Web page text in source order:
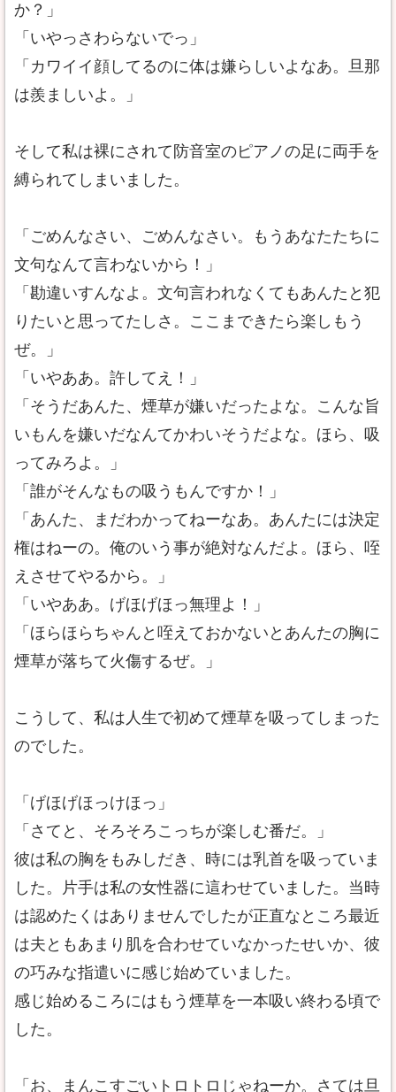
か？」
「いやっさわらないでっ」
「カワイイ顔してるのに体は嫌らしいよなあ。旦那
は羨ましいよ。」
そして私は裸にされて防音室のピアノの足に両手を
縛られてしまいました。
「ごめんなさい、ごめんなさい。もうあなたたちに
文句なんて言わないから！」
「勘違いすんなよ。文句言われなくてもあんたと犯
りたいと思ってたしさ。ここまできたら楽しもう
ぜ。」
「いやああ。許してえ！」
「そうだあんた、煙草が嫌いだったよな。こんな旨
いもんを嫌いだなんてかわいそうだよな。ほら、吸
ってみろよ。」
「誰がそんなもの吸うもんですか！」
「あんた、まだわかってねーなあ。あんたには決定
権はねーの。俺のいう事が絶対なんだよ。ほら、咥
えさせてやるから。」
「いやああ。げほげほっ無理よ！」
「ほらほらちゃんと咥えておかないとあんたの胸に
煙草が落ちて火傷するぜ。」
こうして、私は人生で初めて煙草を吸ってしまった
のでした。
「げほげほっけほっ」
「さてと、そろそろこっちが楽しむ番だ。」
彼は私の胸をもみしだき、時には乳首を吸っていま
した。片手は私の女性器に這わせていました。当時
は認めたくはありませんでしたが正直なところ最近
は夫ともあまり肌を合わせていなかったせいか、彼
の巧みな指遣いに感じ始めていました。
感じ始めるころにはもう煙草を一本吸い終わる頃で
した。
「お、まんこすごいトロトロじゃねーか。さては旦